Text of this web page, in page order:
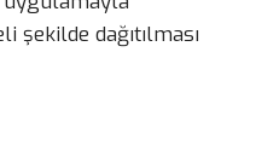
dağıtılması